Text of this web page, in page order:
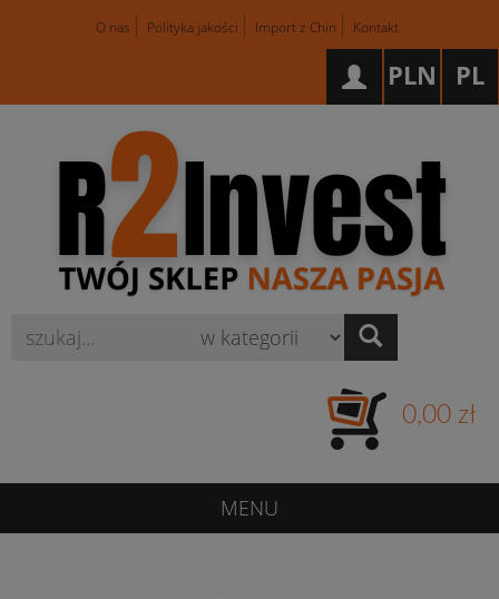
O nas Polityka jakości Import z Chin Kontakt
PL
PLN
0,00 zł
MENU